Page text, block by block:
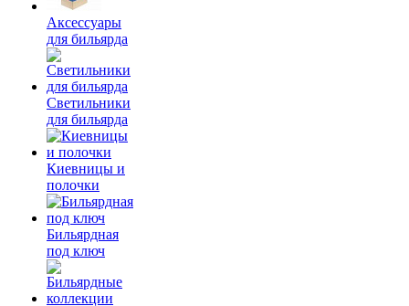
Аксессуары
для бильярда
Светильники
для бильярда
Киевницы и
полочки
Бильярдная
под ключ